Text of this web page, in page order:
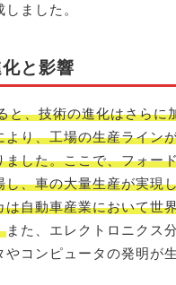
ました。
と影響
と、技術の進化はさらに
より、工場の生産ライン
ました。ここで、フォー
し、車の大量生産が実現
は自動車産業において世
また、エレクトロニクス
やコンピュータの発明が